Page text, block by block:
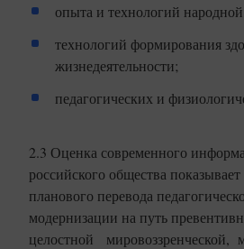
опыта и технологий
технологий формирования
жизнедеятельности;
педагогических и
2.3 Оценка современного
российского общества
планового перевода
модернизации на путь
целостной мировоззренческой,